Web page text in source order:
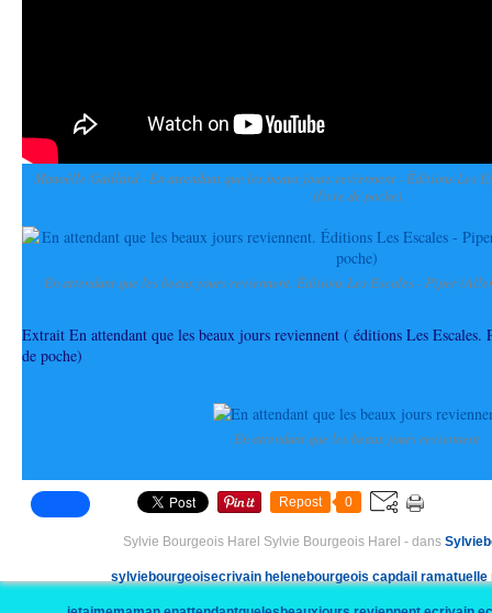
Manoëlle Gaillard - En attendant que les beaux jours reviennent - Éditions Les
(livre de poche)
En attendant que les beaux jours reviennent. Éditions Les Escales - Piper
Extrait En attendant que les beaux jours reviennent ( éditions Les
de poche)
En attendant que les beaux jours reviennent
Repost 0
Sylvie Bourgeois Harel Sylvie Bourgeois Harel - dans
sylviebourgeoisecrivain helenebourgeois capdail ramatuelle